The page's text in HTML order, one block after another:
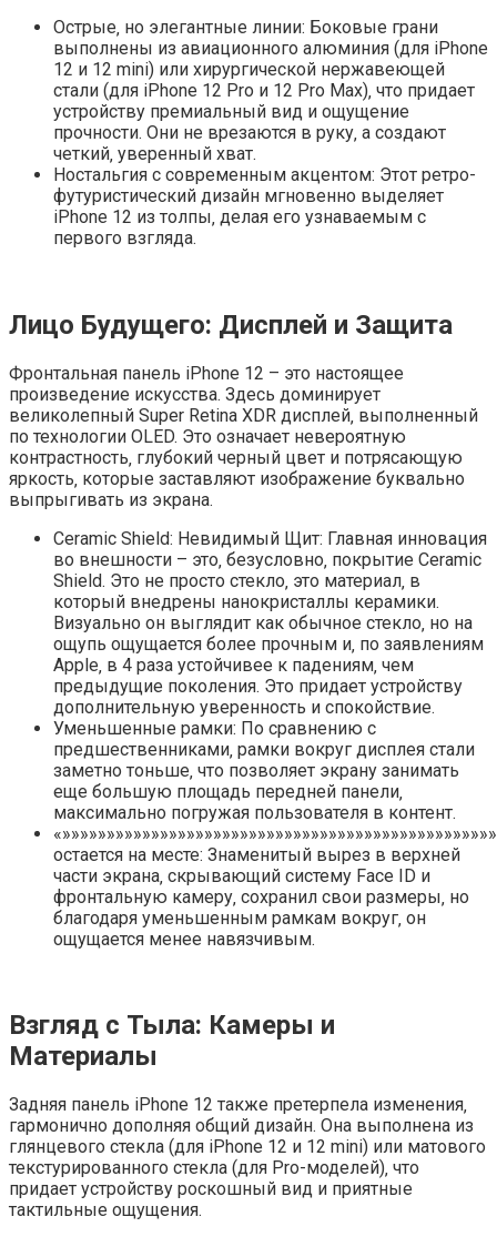
Острые‚ но элегантные линии: Боковые грани
выполнены из авиационного алюминия (для iPhone
12 и 12 mini) или хирургической нержавеющей
стали (для iPhone 12 Pro и 12 Pro Max)‚ что придает
устройству премиальный вид и ощущение
прочности. Они не врезаются в руку‚ а создают
четкий‚ уверенный хват.
Ностальгия с современным акцентом: Этот ретро-
футуристический дизайн мгновенно выделяет
iPhone 12 из толпы‚ делая его узнаваемым с
первого взгляда.
Лицо Будущего: Дисплей и Защита
Фронтальная панель iPhone 12 – это настоящее
произведение искусства. Здесь доминирует
великолепный Super Retina XDR дисплей‚ выполненный
по технологии OLED. Это означает невероятную
контрастность‚ глубокий черный цвет и потрясающую
яркость‚ которые заставляют изображение буквально
выпрыгивать из экрана.
Ceramic Shield: Невидимый Щит: Главная инновация
во внешности – это‚ безусловно‚ покрытие Ceramic
Shield. Это не просто стекло‚ это материал‚ в
который внедрены нанокристаллы керамики.
Визуально он выглядит как обычное стекло‚ но на
ощупь ощущается более прочным и‚ по заявлениям
Apple‚ в 4 раза устойчивее к падениям‚ чем
предыдущие поколения. Это придает устройству
дополнительную уверенность и спокойствие.
Уменьшенные рамки: По сравнению с
предшественниками‚ рамки вокруг дисплея стали
заметно тоньше‚ что позволяет экрану занимать
еще большую площадь передней панели‚
максимально погружая пользователя в контент.
остается на месте: Знаменитый вырез в верхней
части экрана‚ скрывающий систему Face ID и
фронтальную камеру‚ сохранил свои размеры‚ но
благодаря уменьшенным рамкам вокруг‚ он
ощущается менее навязчивым.
Взгляд с Тыла: Камеры и
Материалы
Задняя панель iPhone 12 также претерпела изменения‚
гармонично дополняя общий дизайн. Она выполнена из
глянцевого стекла (для iPhone 12 и 12 mini) или матового
текстурированного стекла (для Pro-моделей)‚ что
придает устройству роскошный вид и приятные
тактильные ощущения.